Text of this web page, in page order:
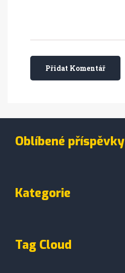
Přidat Komentář
Oblíbené příspěvky
Kategorie
Tag Cloud